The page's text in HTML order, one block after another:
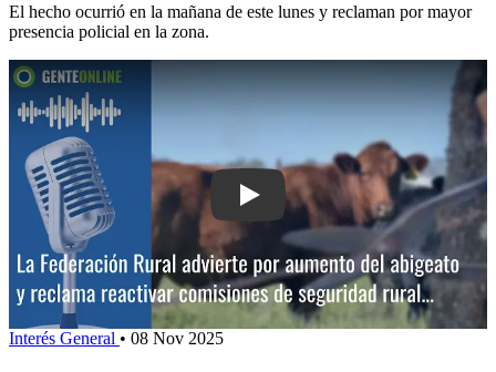
El hecho ocurrió en la mañana de este lunes y reclaman por mayor
presencia policial en la zona.
Play: La Federación Rural advierte
Interés General • 08 Nov 2025